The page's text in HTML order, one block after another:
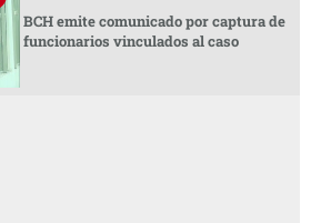
BCH emite comunicado por captura de
funcionarios vinculados al caso